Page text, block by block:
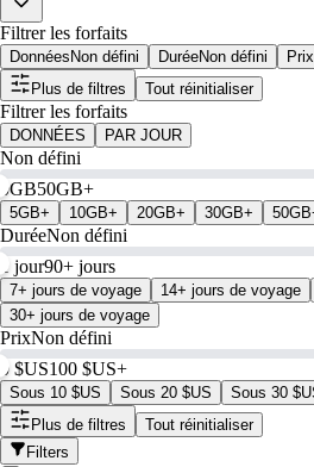
Filtrer les forfaits
Données Non défini DuréeNon défini Prix
Plus de filtres
Tout réinitialiser
Filtrer les forfaits
DONNÉES PAR JOUR
Non défini
0GB50GB+
5GB+ 10GB+ 20GB+ 30GB+
DuréeNon défini
1 jour90+ jours
7+ jours de voyage 14+ jours de voyage
30+ jours de voyage
PrixNon défini
0 $US100 $US+
Sous 10 $US Sous 20 $US Sous 30
Plus de filtres
Tout réinitialiser
Filters